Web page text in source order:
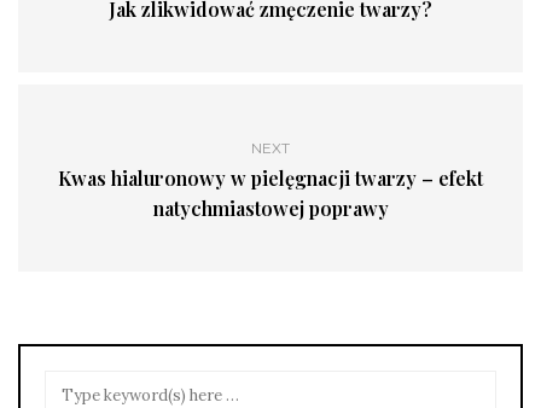
Jak zlikwidować zmęczenie twarzy?
NEXT
Kwas hialuronowy w pielęgnacji twarzy – efekt
natychmiastowej poprawy